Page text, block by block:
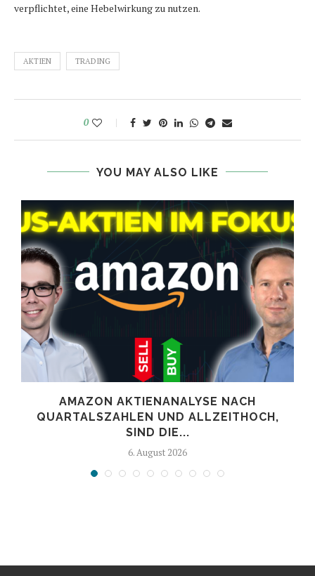
verpflichtet, eine Hebelwirkung zu nutzen.
AKTIEN TRADING
0
YOU MAY ALSO LIKE
AMAZON AKTIENANALYSE NACH
QUARTALSZAHLEN UND ALLZEITHOCH,
SIND DIE...
6. August 2026